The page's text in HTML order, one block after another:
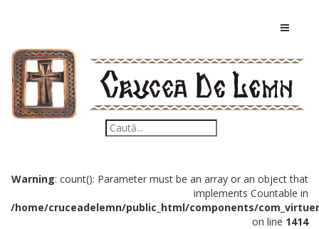
Warning: count(): Parameter must be an array or an object that
implements Countable in
/home/cruceadelemn/public_html/components/
on line 1414